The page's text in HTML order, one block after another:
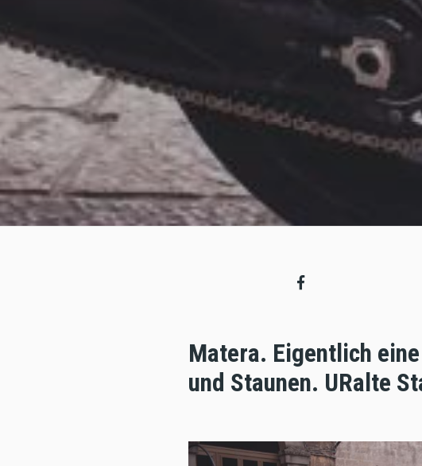
Matera. Eigentlich
und Staunen. URalte